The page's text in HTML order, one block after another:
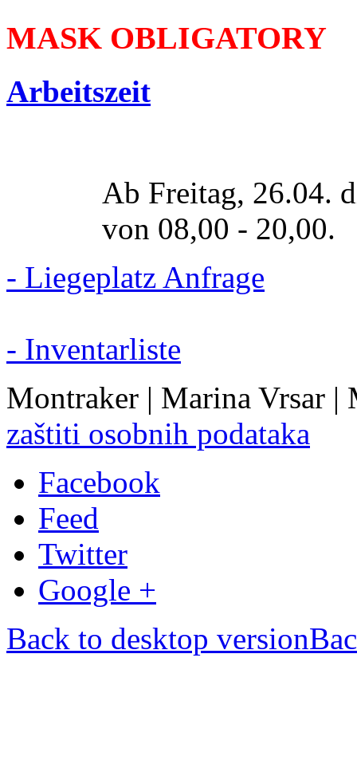
MASK OBLIGATORY
Arbeitszeit
Ab Freitag, 26.04.
von 08,00 - 20,00.
- Liegeplatz Anfrage
- Inventarliste
Montraker | Marina Vrsar |
zaštiti osobnih podataka
Facebook
Feed
Twitter
Google +
Back to desktop version